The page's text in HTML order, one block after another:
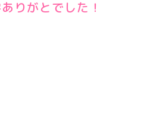
りがとでした！